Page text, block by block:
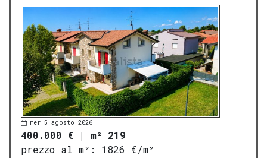
mer 5 agosto 2026
400.000 € | m² 219
prezzo al m²:
1826 €/m²